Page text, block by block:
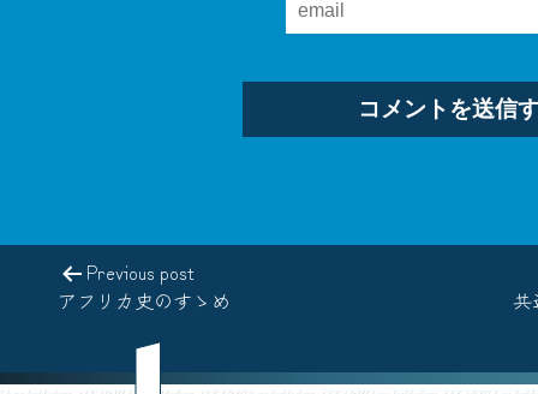
Previous post
アフリカ史のすゝめ
共